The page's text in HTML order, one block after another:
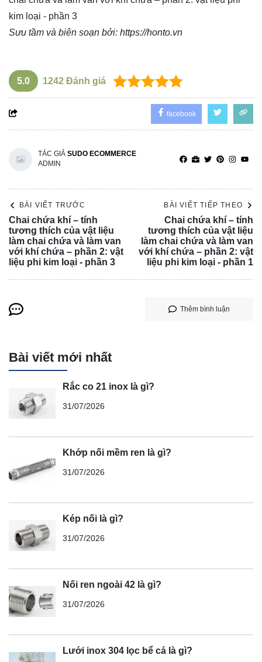
kim loại - phần 3
Sưu tầm và biên soạn bởi: https://honto.vn
5.0 1242 Đánh giá
facebook
TÁC GIẢ SUDO ECOMMERCE
ADMIN
BÀI VIẾT TRƯỚC
Chai chứa khí – tính
tương thích của vật liệu
làm chai chứa và làm van
với khí chứa – phần 2: vật
liệu phi kim loại - phần 3
BÀI VIẾT TIẾP THEO
Chai chứa khí – tính
tương thích của vật liệu
làm chai chứa và làm van
với khí chứa – phần 2: vật
liệu phi kim loại - phần 1
Thêm bình luận
Bài viết mới nhất
Rắc co 21 inox là gì?
31/07/2026
Khớp nối mềm ren là gì?
31/07/2026
Kép nối là gì?
31/07/2026
Nối ren ngoài 42 là gì?
31/07/2026
Lưới inox 304 lọc bể cá là gì?